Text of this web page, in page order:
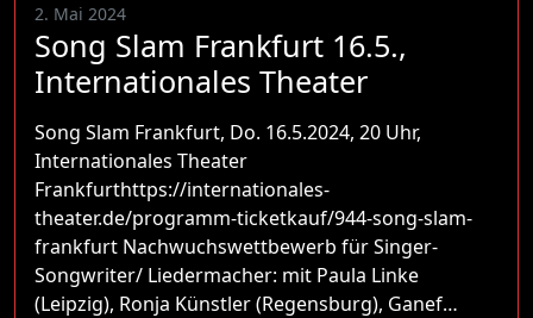
2. Mai 2024
Song Slam Frankfurt 16.5.,
Internationales Theater
Song Slam Frankfurt, Do. 16.5.2024, 20 Uhr,
Internationales Theater
Frankfurthttps://internationales-
theater.de/programm-ticketkauf/944-song-slam-
frankfurt Nachwuchswettbewerb für Singer-
Songwriter/ Liedermacher: mit Paula Linke
(Leipzig), Ronja Künstler (Regensburg), Ganef…